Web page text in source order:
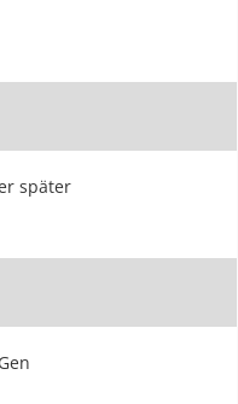
später